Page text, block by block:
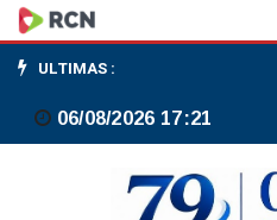
Bolsas
da
Europa
fecham
ULTIMAS :
06/08/2026 17:21